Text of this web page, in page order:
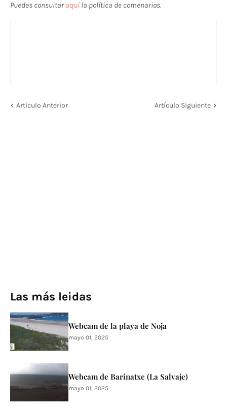
Puedes consultaraquíla política de comenarios.
Artículo Anterior Artículo Siguiente
Las más leidas
Webcam de la playa de Noja
mayo 01, 2025
Webcam de Barinatxe (La Salvaje)
mayo 01, 2025